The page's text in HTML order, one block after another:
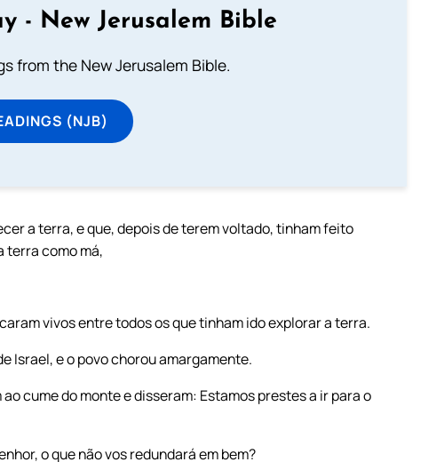
- New Jerusalem Bible
from the New Jerusalem Bible.
(NJB)
a terra, e que, depois de terem voltado, tinham feito
terra como má,
vivos entre todos os que tinham ido explorar a terra.
Israel, e o povo chorou amargamente.
cume do monte e disseram: Estamos prestes a ir para o
o que não vos redundará em bem?